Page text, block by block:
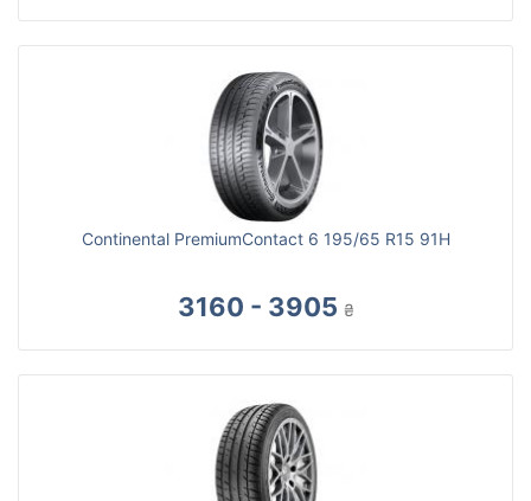
Continental PremiumContact 6 195/65 R15 91H
3160 - 3905 ₴